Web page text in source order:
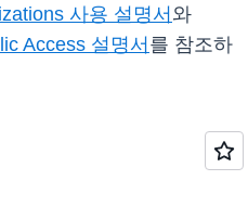
사용 설명서 와
Access 설명서 를 참조하